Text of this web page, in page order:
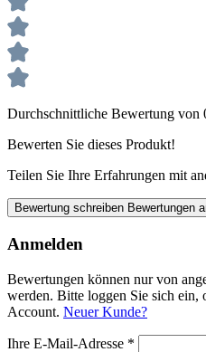
Durchschnittliche Bewertung von
Bewerten Sie dieses Produkt!
Teilen Sie Ihre Erfahrungen mit
Bewertung schreiben Bewertungen
Anmelden
Bewertungen können nur von
werden. Bitte loggen Sie sich ein,
Account. Neuer Kunde?
Ihre E-Mail-Adresse *